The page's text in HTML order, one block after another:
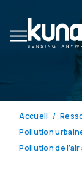
Accueil
Pollution